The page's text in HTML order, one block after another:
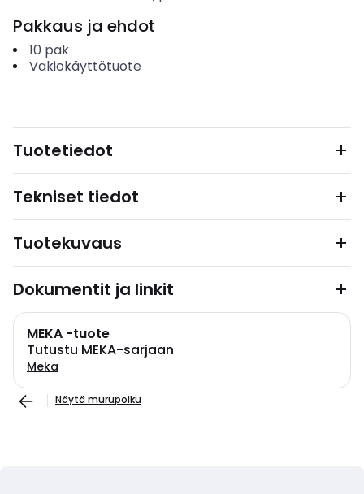
Pakkaus ja ehdot
10 pak
Vakiokäyttötuote
Tuotetiedot
Tekniset tiedot
Tuotekuvaus
Dokumentit ja linkit
MEKA -tuote
Tutustu MEKA-sarjaan
Meka
Näytä murupolku